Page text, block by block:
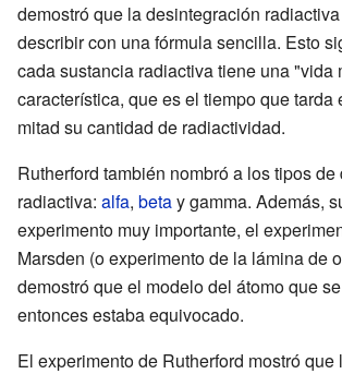
demostró que la desintegración
describir con una fórmula sencilla. Esto
cada sustancia radiactiva tiene una "vida
característica, que es el tiempo que tarda
mitad su cantidad de radiactividad.
Rutherford también nombró a los tipos
radiactiva: alfa, betay gamma. Además,
experimento muy importante, el
Marsden (o experimento de la lámina de
demostró que el modelo del átomo que
entonces estaba equivocado.
El experimento de Rutherford mostró